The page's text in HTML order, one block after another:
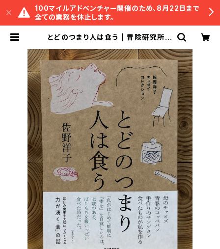
100マイルアドベンチャー開催のため、8月22日まで
全ての業務を休止します。
とどのつまり人は食う | 冒険研究所書